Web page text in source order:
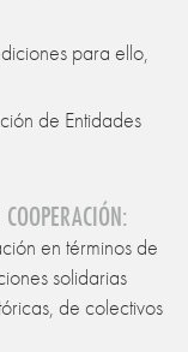
para ello,
de Entidades
en términos de
solidarias
de colectivos